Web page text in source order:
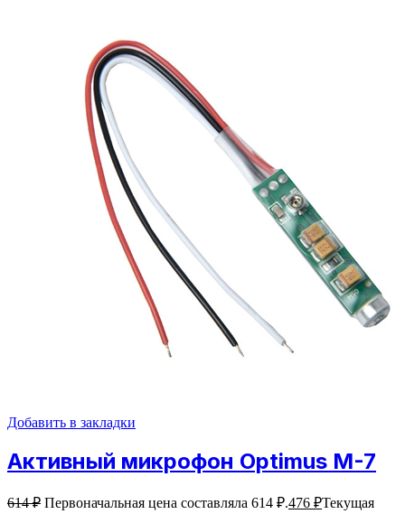
Добавить в закладки
Активный микрофон Optimus M-7
614₽ Первоначальная цена составляла 614 ₽.476 ₽Текущая